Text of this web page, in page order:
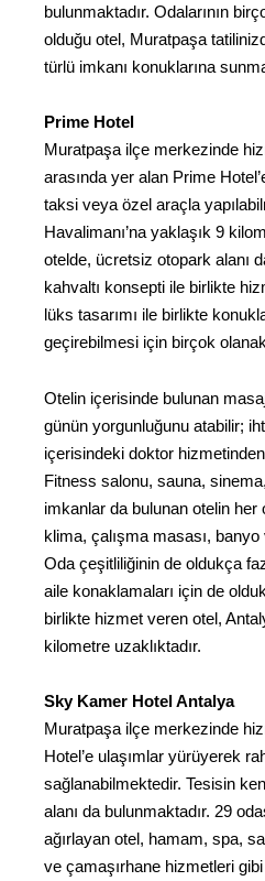
bulunmaktadır. Odalarının
olduğu otel, Muratpaşa
türlü imkanı konuklarına
Prime Hotel
Muratpaşa ilçe merkezinde
arasında yer alan Prime
taksi veya özel araçla
Havalimanı’na yaklaşık 9
otelde, ücretsiz otopark alanı
kahvaltı konsepti ile birlikte
lüks tasarımı ile birlikte
geçirebilmesi için birçok
Otelin içerisinde bulunan
günün yorgunluğunu atabilir;
içerisindeki doktor
Fitness salonu, sauna,
imkanlar da bulunan otelin her
klima, çalışma masası,
Oda çeşitliliğinin de oldukça
aile konaklamaları için de
birlikte hizmet veren otel,
kilometre uzaklıktadır.
Sky Kamer Hotel Antalya
Muratpaşa ilçe merkezinde
Hotel’e ulaşımlar yürüyerek
sağlanabilmektedir. Tesisin
alanı da bulunmaktadır. 29
ağırlayan otel, hamam, spa,
ve çamaşırhane hizmetleri